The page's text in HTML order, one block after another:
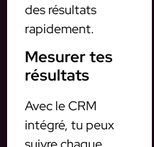
des résultats
rapidement.
Mesurer tes
résultats
Avec le CRM
intégré, tu peux